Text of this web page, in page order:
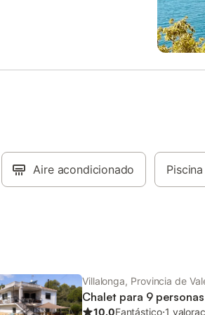
vistas. En Xàtiva encontrará
Aire acondicionado
Villalonga, Provincia de
Chalet para 9 personas
10.0Fantástico⋅1